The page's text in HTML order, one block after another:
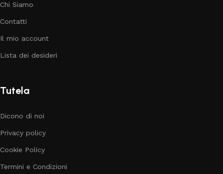
Chi Siamo
Contatti
Il mio account
Lista dei desideri
Tutela
Dicono di noi
Privacy policy
Cookie Policy
Termini e Condizioni